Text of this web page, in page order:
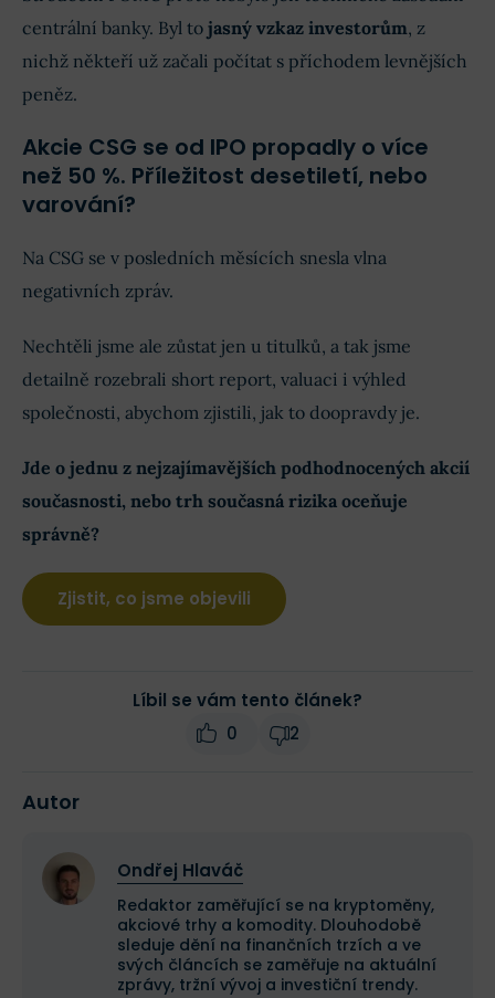
centrální banky. Byl to jasný vzkaz investorům, z
nichž někteří už začali počítat s příchodem levnějších
peněz.
Akcie CSG se od IPO propadly o více
než 50 %. Příležitost desetiletí, nebo
varování?
Na CSG se v posledních měsících snesla vlna
negativních zpráv.
Nechtěli jsme ale zůstat jen u titulků, a tak jsme
detailně rozebrali short report, valuaci i výhled
společnosti, abychom zjistili, jak to doopravdy je.
Jde o jednu z nejzajímavějších podhodnocených akcií
současnosti, nebo trh současná rizika oceňuje
správně?
Zjistit, co jsme objevili
Líbil se vám tento článek?
0
2
Autor
Ondřej Hlaváč
Redaktor zaměřující se na kryptoměny,
akciové trhy a komodity. Dlouhodobě
sleduje dění na finančních trzích a ve
svých článcích se zaměřuje na aktuální
zprávy, tržní vývoj a investiční trendy.